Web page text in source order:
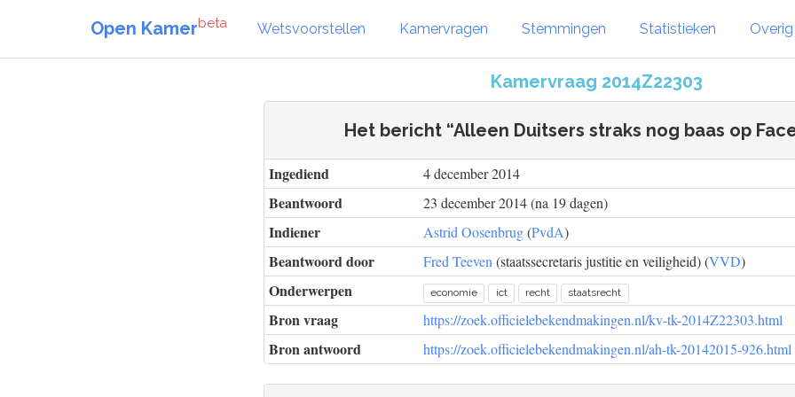
Open Kamerbeta Wetsvoorstellen Kamervragen Stemmingen Statistieken Overig
Kamervraag 2014Z22303
Het bericht “Alleen Duitsers straks nog baas op
Ingediend 4 december 2014
Beantwoord 23 december 2014 (na 19 dagen)
Indiener Astrid Oosenbrug(PvdA)
Beantwoord door Fred Teeven (staatssecretaris justitie en veiligheid) (VVD)
Onderwerpen economie ict recht staatsrecht
Bron vraag https://zoek.officielebekendmakingen.nl/kv-tk-2014Z22303.html
Bron antwoord https://zoek.officielebekendmakingen.nl/ah-tk-20142015-926.html